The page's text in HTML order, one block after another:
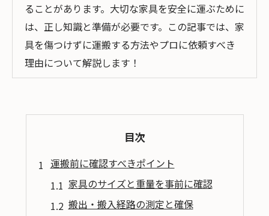
ることがあります。大切な家具を安全に運ぶために
は、正し知識と準備が必要です。この記事では、家
具を傷つけずに運搬する方法やプロに依頼すべき
理由について解説します！
目次
運搬前に確認すべきポイント
家具のサイズと重量を事前に確認
搬出・搬入経路の測定と確保